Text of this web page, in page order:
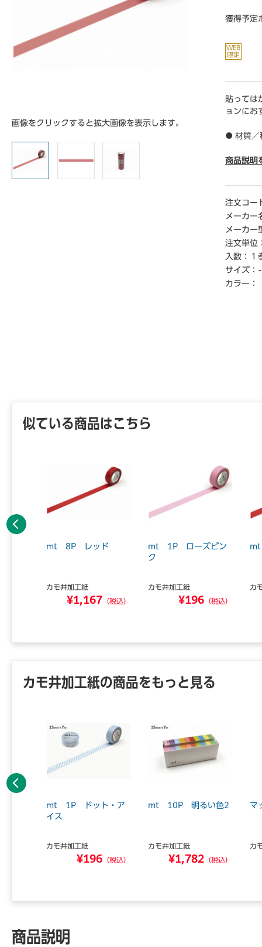
画像をクリックすると拡大画像を表示します。
獲得予定
貼っては
ョンにお
● 材質／
● 単位
【ご注意
※実際の
場合が
商品説明
注文コー
メーカー
メーカー
注文単位
入数：
１
サイズ： -
カラー：
似ている商品はこちら
mt 8P レッド
カモ井加工紙
¥1,167 （税込）
mt 1P ローズピン
ク
カモ井加工紙
¥196 （税込）
カ
前へ
カモ井加工紙の商品をもっと見る
mt 1P ドット・ア
イス
カモ井加工紙
¥196 （税込）
mt 10P 明るい色2
カモ井加工紙
¥1,782 （税込）
マ
カ
前へ
商品説明